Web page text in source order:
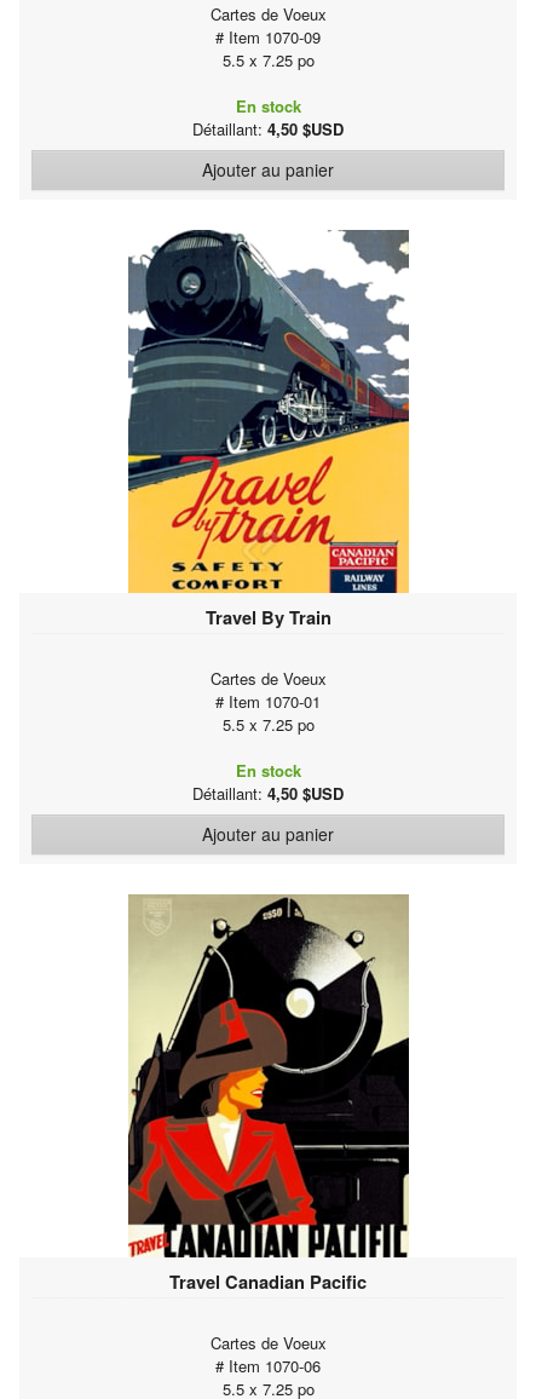
Cartes de Voeux
# Item 1070-09
5.5 x 7.25 po
En stock
Détaillant: 4,50 $USD
Ajouter au panier
Travel By Train
Cartes de Voeux
# Item 1070-01
5.5 x 7.25 po
En stock
Détaillant: 4,50 $USD
Ajouter au panier
Travel Canadian Pacific
Cartes de Voeux
# Item 1070-06
5.5 x 7.25 po